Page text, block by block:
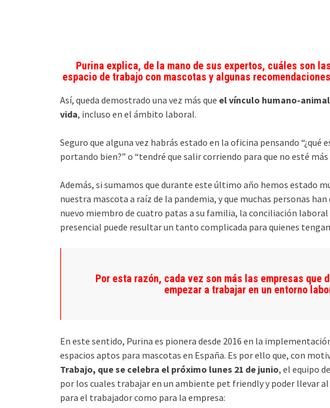
Purina explica, de la mano de sus expertos, cuáles son
espacio de trabajo con mascotas y algunas
Así, queda demostrado una vez más que el vínculo humano-
vida, incluso en el ámbito laboral.
Seguro que alguna vez habrás estado en la oficina pensando “¿qué
portando bien?” o “tendré que salir corriendo para que no esté
Además, si sumamos que durante este último año hemos estado
nuestra mascota a raíz de la pandemia, y que muchas personas
nuevo miembro de cuatro patas a su familia, la conciliación
presencial puede resultar un tanto complicada para quienes
Por esta razón, cada vez son más las empresas que
empezar a trabajar en un entorno
En este sentido, Purina es pionera desde 2016 en la
espacios aptos para mascotas en España. Es por ello que, con
Trabajo, que se celebra el próximo lunes 21 de junio, el equipo
por los cuales trabajar en un ambiente pet friendly y poder llevar
para el trabajador como para la empresa: